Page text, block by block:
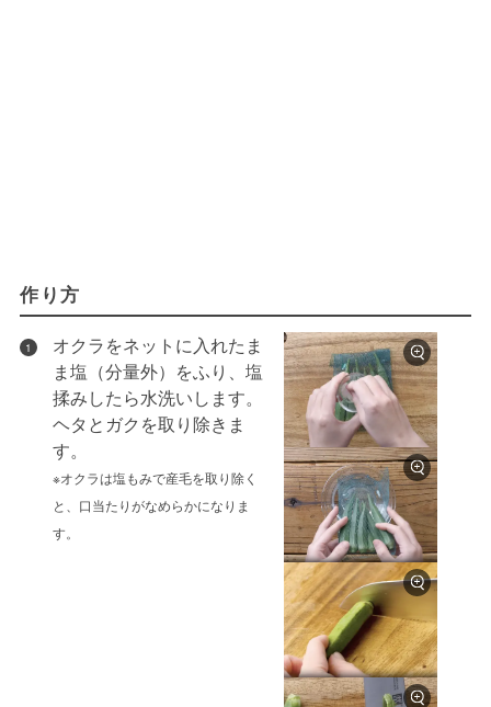
作り方
1
オクラをネットに入れたま
ま塩（分量外）をふり、塩
揉みしたら水洗いします。
ヘタとガクを取り除きま
す。
※オクラは塩もみで産毛を取り除く
と、口当たりがなめらかになりま
す。